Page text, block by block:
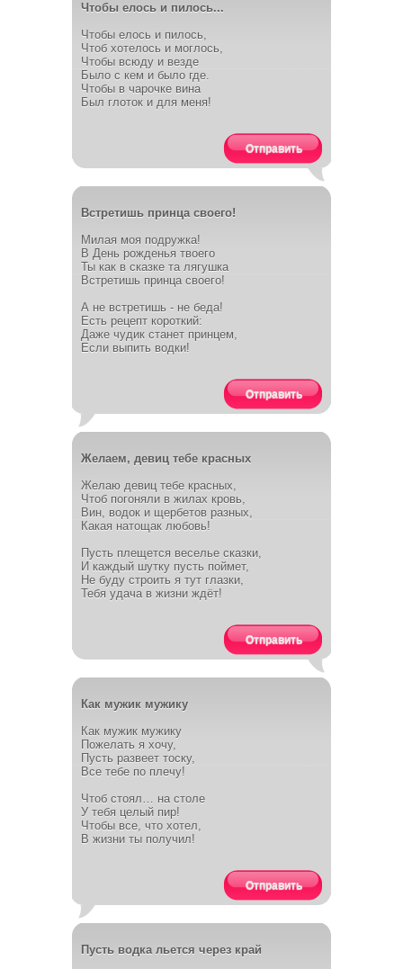
Чтобы елось и пилось...
Чтобы елось и пилось,
Чтоб хотелось и моглось,
Чтобы всюду и везде
Было с кем и было где.
Чтобы в чарочке вина
Был глоток и для меня!
Отправить
Встретишь принца своего!
Милая моя подружка!
В День рожденья твоего
Ты как в сказке та лягушка
Встретишь принца своего!
А не встретишь - не беда!
Есть рецепт короткий:
Даже чудик станет принцем,
Если выпить водки!
Отправить
Желаем, девиц тебе красных
Желаю девиц тебе красных,
Чтоб погоняли в жилах кровь,
Вин, водок и щербетов разных,
Какая натощак любовь!
Пусть плещется веселье сказки,
И каждый шутку пусть поймет,
Не буду строить я тут глазки,
Тебя удача в жизни ждёт!
Отправить
Как мужик мужику
Как мужик мужику
Пожелать я хочу,
Пусть развеет тоску,
Все тебе по плечу!
Чтоб стоял… на столе
У тебя целый пир!
Чтобы все, что хотел,
В жизни ты получил!
Отправить
Пусть водка льется через край